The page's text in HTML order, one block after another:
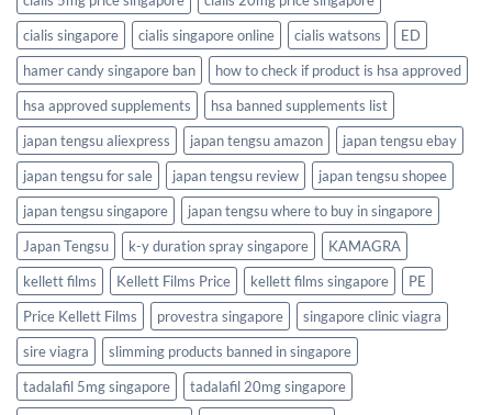
cialis singapore
cialis singapore online cialis watsons
ED
hamer candy singapore ban
how to check if product is hsa approved
hsa approved supplements
hsa banned supplements list
japan tengsu aliexpress
japan tengsu amazon
japan tengsu ebay
japan tengsu for sale
japan tengsu review
japan tengsu shopee
japan tengsu singapore
japan tengsu where to buy in singapore
Japan Tengsu
k-y duration spray singapore
KAMAGRA
kellett films
Kellett Films Price kellett films singapore
PE
Price Kellett Films
provestra singapore
singapore clinic viagra
sire viagra
slimming products banned in singapore
tadalafil 5mg singapore
tadalafil 20mg singapore